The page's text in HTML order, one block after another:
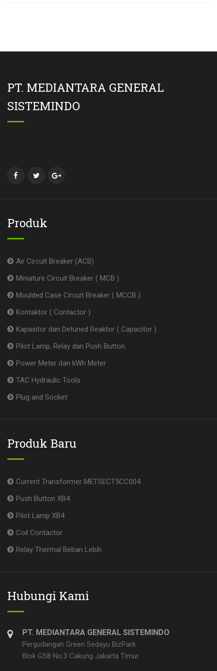
PT. MEDIANTARA GENERAL
SISTEMINDO
Produk
Air Circuit Breaker (ACB)
Miniature Circuit Breaker ( MCB )
Moulded Case Circuit Breaker ( MCCB )
Kontaktor ( Contactor )
Kapasitor dan Detuned Reaktor ( Capacitor )
Pilot Lamp, Relay dan Push Button
Power Meter dan kWh Meter
TAC Hydraulic Tools
Plug and Socket
Produk Baru
Current Transformer METSECT5CC004
Push Button XB4
Pilot Lamp XB4
Coil Contactor
Relay Thermal Beban Lebih
Hubungi Kami
PT. MEDIANTARA GENERAL SISTEMINDO
Pergudangan Green Sedayu BizPark
Blok GS8 No.3 Cakung Jakarta Timur